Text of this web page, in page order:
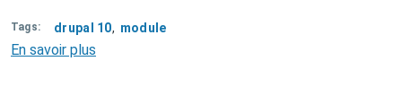
Tags drupal 10 module
En savoir plus